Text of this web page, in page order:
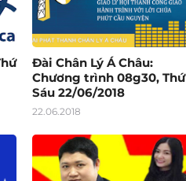
Đài Chân Lý Á Châu:
Chương trình 08g30, Thứ
Sáu 22/06/2018
22.06.2018